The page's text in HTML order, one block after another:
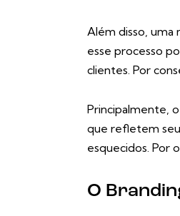
Além disso,
esse processo
clientes. Por
Principalmente,
que refletem
esquecidos. Por
O